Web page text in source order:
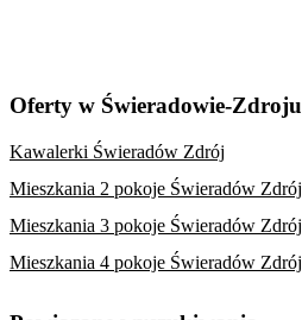
Oferty w Świeradowie-Zdroju
Kawalerki Świeradów Zdrój
Mieszkania 2 pokoje Świeradów Zdrój
Mieszkania 3 pokoje Świeradów Zdrój
Mieszkania 4 pokoje Świeradów Zdrój